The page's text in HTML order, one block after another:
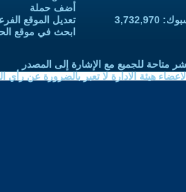
أضف حملة
تعديل الموقع
ابحث في موقع
متاحة للجميع مع الإشارة إلى المصدر
هيئة الادارة لا تعبر بالضرورة عن رأي